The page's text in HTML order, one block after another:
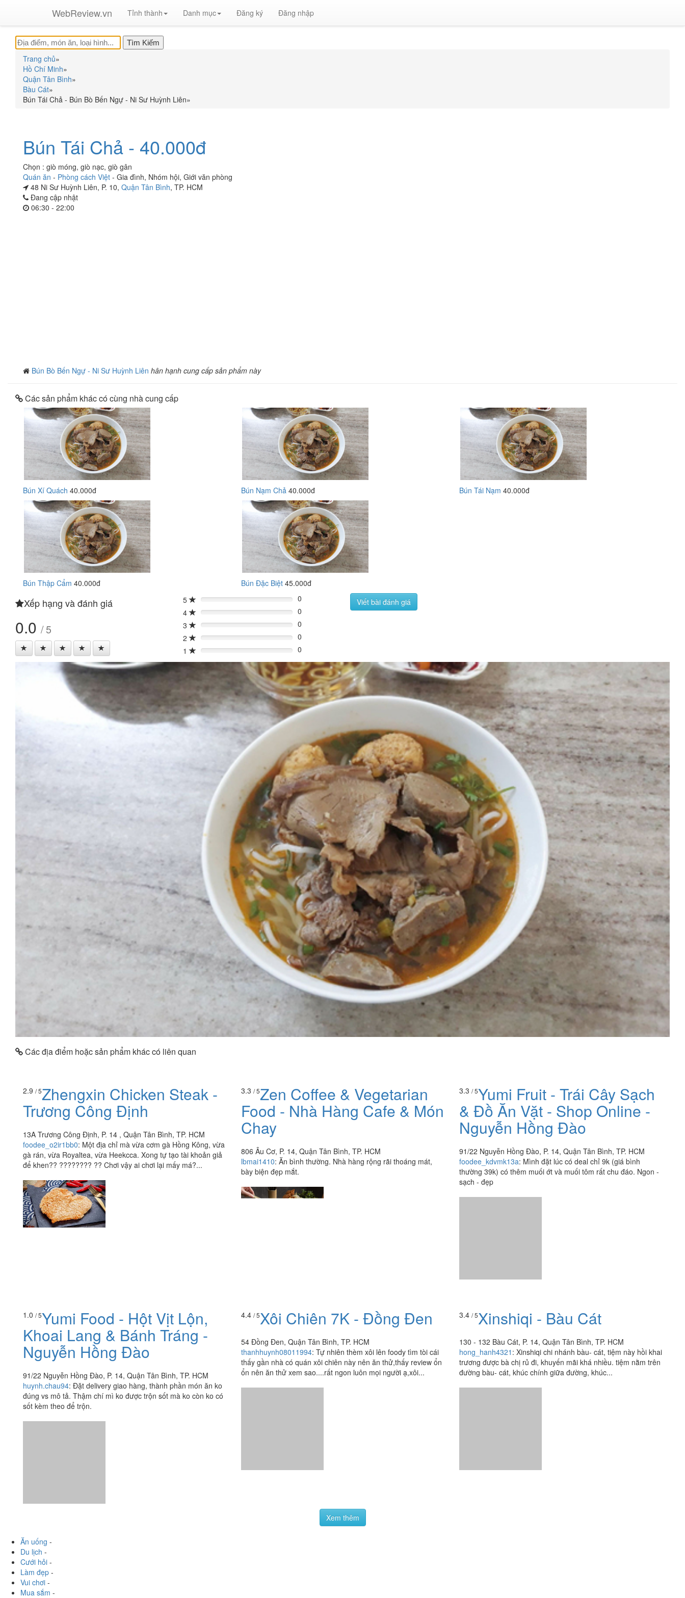
WebReview.vn Tỉnh thành Danh mục Đăng ký Đăng nhập
Trang chủ»
Hồ Chí Minh»
Quận Tân Bình»
Bàu Cát»
Bún Tái Chả - Bún Bò Bến Ngự - Ni Sư Huỳnh Liên»
Bún Tái Chả - 40.000đ
Chọn : giò móng, giò nạc, giò gân
Quán ăn - Phòng cách Việt - Gia đình, Nhóm hội, Giới văn phòng
48 Ni Sư Huỳnh Liên, P. 10, Quận Tân Bình, TP. HCM
Đang cập nhật
06:30 - 22:00
Bún Bò Bến Ngự - Ni Sư Huỳnh Liên hân hạnh cung cấp sản phẩm này
Các sản phẩm khác có cùng nhà cung cấp
Bún Xí Quách 40.000đ Bún Nạm Chả 40.000đ Bún Tái Nạm 40.000đ
Bún Thập Cẩm 40.000đ Bún Đặc Biệt 45.000đ
Xếp hạng và đánh giá
0.0 / 5
5 0%
0
4
0%
0
3
0%
0
2
0%
0
1
0% 0
Viết bài đánh giá
Các địa điểm hoặc sản phẩm khác có liên quan
2.9 / 5Zhengxin Chicken Steak -
Trương Công Định
13A Trương Công Định, P. 14 , Quận Tân Bình, TP. HCM
foodee_o2ir1bb0: Một địa chỉ mà vừa cơm gà Hồng Kông, vừa
gà rán, vừa Royaltea, vừa Heekcca. Xong tự tạo tài khoản giả
để khen?? ???????? ?? Chơi vậy ai chơi lại mấy má?...
3.3 / 5Zen Coffee & Vegetarian
Food - Nhà Hàng Cafe & Món
Chay
806 Âu Cơ, P. 14, Quận Tân Bình, TP. HCM
lbmai1410: Ăn bình thường. Nhà hàng rộng rãi thoáng mát,
bày biện đẹp mắt.
3.3 / 5Yumi Fruit - Trái Cây Sạch
& Đồ Ăn Vặt - Shop Online -
Nguyễn Hồng Đào
91/22 Nguyễn Hồng Đào, P. 14, Quận Tân Bình, TP. HCM
foodee_kdvmk13a: Mình đặt lúc có deal chỉ 9k (giá bình
thường 39k) có thêm muối ớt và muối tôm rất chu đáo. Ngon -
sạch - đẹp
91/22 Nguyễn Hồng Đào, P. 14, Quận Tân Bình, TP. HCM
huynh.chau94:Đặt delivery giao hàng, thành phần món ăn ko
đúng vs mô tả. Thậm chí mì ko được trộn sốt mà ko còn ko có
sốt kèm theo để trộn.
thấy gần nhà có quán xôi chiên này nên ăn thử,thấy review ổn
ổn nên ăn thử xem sao....rất ngon luôn mọi người ạ,xôi...
trương được bà chị rủ đi, khuyến mãi khá nhiều. tiệm nằm trên
đường bàu- cát, khúc chính giữa đường, khúc...
Vui chơi-